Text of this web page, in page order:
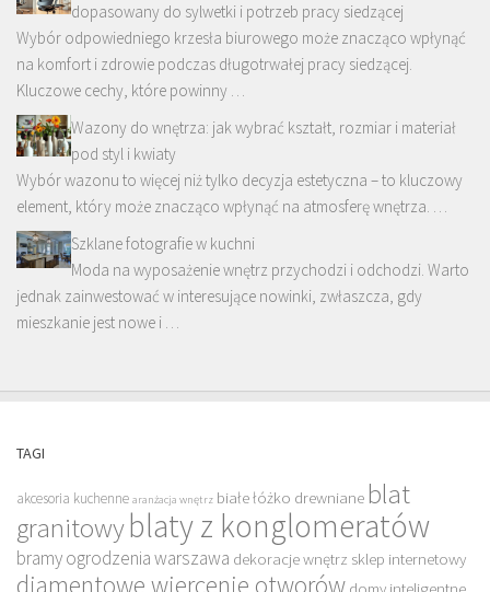
dopasowany do sylwetki i potrzeb pracy siedzącej
Wybór odpowiedniego krzesła biurowego może znacząco wpłynąć
na komfort i zdrowie podczas długotrwałej pracy siedzącej.
Kluczowe cechy, które powinny …
Wazony do wnętrza: jak wybrać kształt, rozmiar i materiał
pod styl i kwiaty
Wybór wazonu to więcej niż tylko decyzja estetyczna – to kluczowy
element, który może znacząco wpłynąć na atmosferę wnętrza. …
Szklane fotografie w kuchni
Moda na wyposażenie wnętrz przychodzi i odchodzi. Warto
jednak zainwestować w interesujące nowinki, zwłaszcza, gdy
mieszkanie jest nowe i …
TAGI
akcesoria kuchenne aranżacja wnętrz białe łóżko drewniane blat
granitowyblaty z konglomeratów
bramy ogrodzenia warszawa dekoracje wnętrz sklep internetowy
diamentowe wiercenie otworów